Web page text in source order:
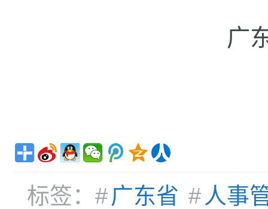
广
标签：#广东省 # 人事